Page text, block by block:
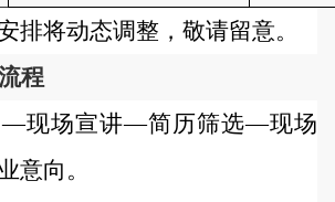
排将动态调整，敬请留意。
程
—现场宣讲—简历筛选—现场
意向。